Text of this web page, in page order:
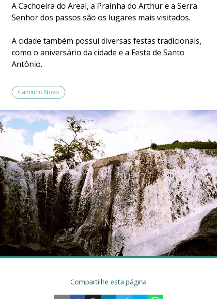
A Cachoeira do Areal, a Prainha do Arthur e a Serra
Senhor dos passos são os lugares mais visitados.
A cidade também possui diversas festas tradicionais,
como o aniversário da cidade e a Festa de Santo
Antônio.
Caminho Novo
Compartilhe esta página